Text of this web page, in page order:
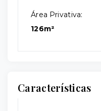
Área Privativa:
126m²
Características